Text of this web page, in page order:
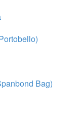
Bag)